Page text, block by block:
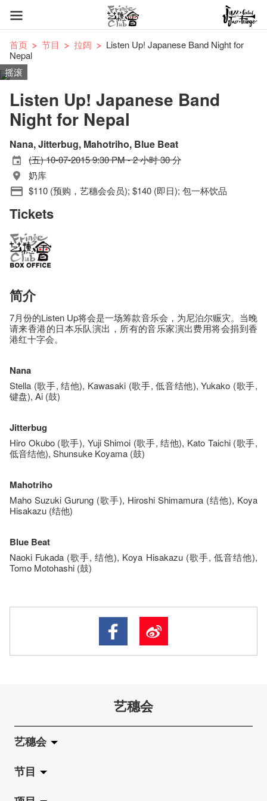
首页 节目 拉阔
Listen Up! Japanese Band Night for
Nepal
摇滚
Listen Up! Japanese Band
Night for Nepal
Nana, Jitterbug, Mahotriho, Blue Beat
(五) 10-07-2015 9:30 PM - 2 小时 30 分
奶库
$110 (预购，艺穗会会员); $140 (即日); 包一杯饮品
Tickets
简介
7月份的Listen Up将会是一场筹款音乐会，为尼泊尔赈灾。当晚
请来香港的日本乐队演出，所有的音乐家演出费用将会捐到香
港红十字会。
Nana
Stella (歌手, 结他), Kawasaki (歌手, 低音结他), Yukako (歌手,
键盘), Ai (鼓)
Jitterbug
Hiro Okubo (歌手), Yuji Shimoi (歌手, 结他), Kato Taichi (歌手,
低音结他), Shunsuke Koyama (鼓)
Mahotriho
Maho Suzuki Gurung (歌手), Hiroshi Shimamura (结他), Koya
Hisakazu (结他)
Blue Beat
Naoki Fukada (歌手, 结他), Koya Hisakazu (歌手, 低音结他),
Tomo Motohashi (鼓)
艺穗会
艺穗会
关于艺穗会
节目